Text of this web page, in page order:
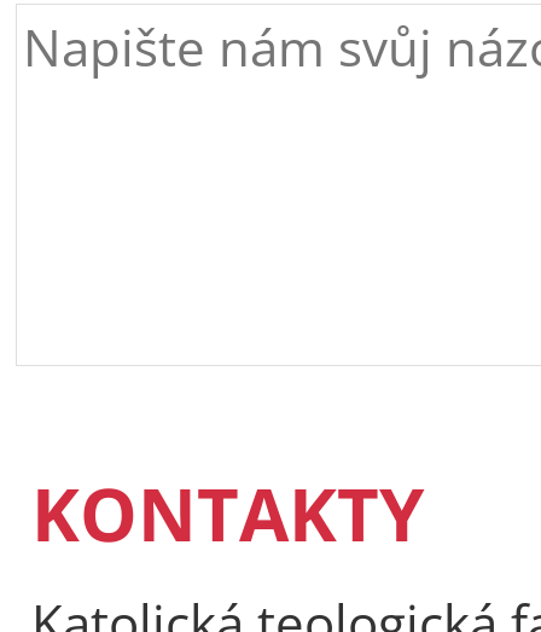
KONTAKTY